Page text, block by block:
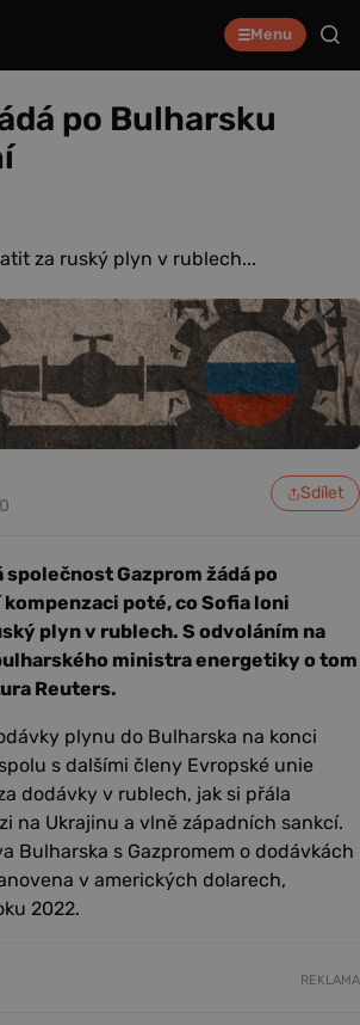
Menu
po Bulharsku
za ruský plyn v rublech...
Sdílet
společnost Gazprom žádá po
poté, co Sofia loni
plyn v rublech. S odvoláním na
ministra energetiky o tom
Reuters.
plynu do Bulharska na konci
s dalšími členy Evropské unie
dodávky v rublech, jak si přála
na Ukrajinu a vlně západních sankcí.
Bulharska s Gazpromem o dodávkách
v amerických dolarech,
2022.
REKLAMA